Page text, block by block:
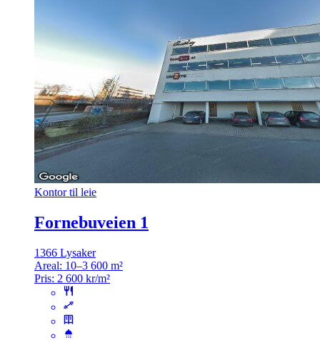
Kontor til leie
Fornebuveien 1
1366 Lysaker
Areal: 10–3 600 m²
Pris: 2 600 kr/m²